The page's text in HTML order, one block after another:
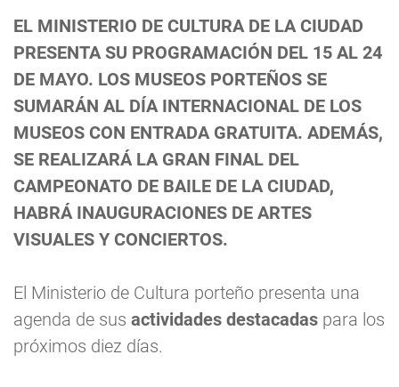
EL MINISTERIO DE CULTURA DE LA CIUDAD
PRESENTA SU PROGRAMACIÓN DEL 15 AL 24
DE MAYO. LOS MUSEOS PORTEÑOS SE
SUMARÁN AL DÍA INTERNACIONAL DE LOS
MUSEOS CON ENTRADA GRATUITA. ADEMÁS,
SE REALIZARÁ LA GRAN FINAL DEL
CAMPEONATO DE BAILE DE LA CIUDAD,
HABRÁ INAUGURACIONES DE ARTES
VISUALES Y CONCIERTOS.
El Ministerio de Cultura porteño presenta una
agenda de sus actividades destacadas para los
próximos diez días.